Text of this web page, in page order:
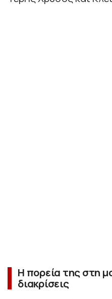
Η πορεία της στη
διακρίσεις